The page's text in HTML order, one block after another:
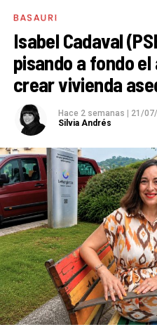
BASAURI
Isabel Cadaval
pisando a fondo
crear vivienda
Hace 2 semanas
21/
Silvia Andrés